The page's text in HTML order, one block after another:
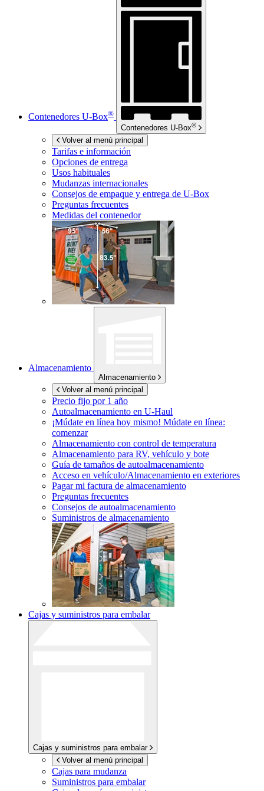
Contenedores U-Box®
Contenedores U-Box®
Volver al menú principal
Tarifas e información
Opciones de entrega
Usos habituales
Mudanzas internacionales
Consejos de empaque y entrega de U-Box
Preguntas frecuentes
Medidas del contenedor
Almacenamiento
Almacenamiento
Volver al menú principal
Precio fijo por 1 año
Autoalmacenamiento en U-Haul
¡Múdate en línea hoy mismo! Múdate en línea:
comenzar
Almacenamiento con control de temperatura
Almacenamiento para RV, vehículo y bote
Guía de tamaños de autoalmacenamiento
Acceso en vehículo/Almacenamiento en exteriores
Pagar mi factura de almacenamiento
Preguntas frecuentes
Consejos de autoalmacenamiento
Suministros de almacenamiento
Cajas y suministros para embalar
Cajas y suministros para embalar
Volver al menú principal
Cajas para mudanza
Suministros para embalar